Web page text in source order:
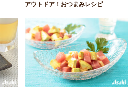
アウトドア！おつまみレシピ